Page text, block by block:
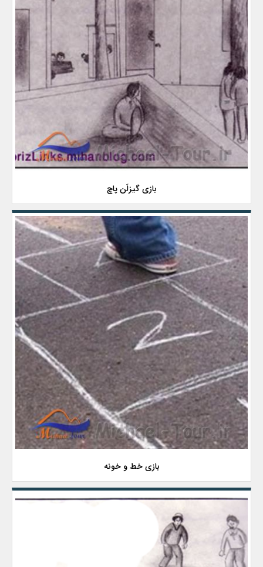
بازی گیزلَن پاچ
بازی خط و خونه